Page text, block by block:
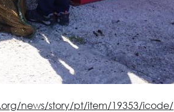
news/story/pt/item/19353/icode/